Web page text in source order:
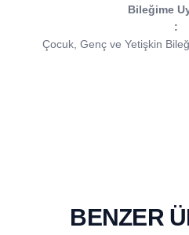
Bileğime
:
Çocuk, Genç ve Yetişkin
BENZER